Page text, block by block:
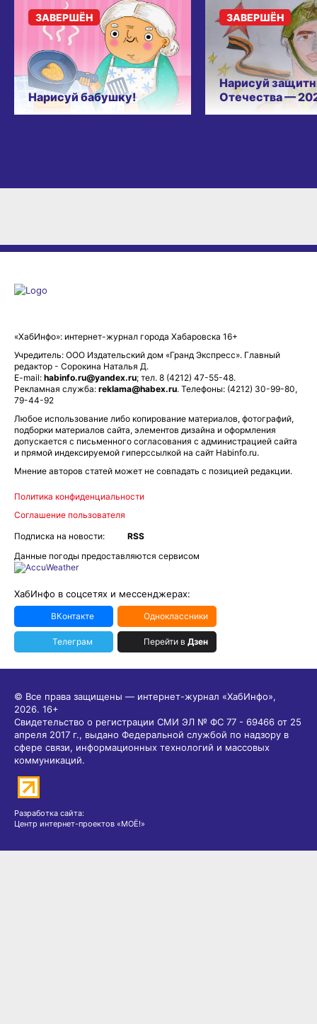
Нарисуй бабушку!
ЗАВЕРШЁН
Нарисуй
Отечества —
ЗАВЕРШЁН
«ХабИнфо»: интернет-журнал города Хабаровска 16+
Учредитель: ООО Издательский дом «Гранд Экспресс». Главный
редактор - Сорокина Наталья Д.
E-mail: habinfo.ru@yandex.ru; тел. 8 (4212) 47-55-48.
Рекламная служба: reklama@habex.ru. Телефоны: (4212) 30-99-80,
79-44-92
Любое использование либо копирование материалов, фотографий,
подборки материалов сайта, элементов дизайна и оформления
допускается с письменного согласования с администрацией сайта
и прямой индексируемой гиперссылкой на сайт Habinfo.ru.
Мнение авторов статей может не совпадать с позицией редакции.
Политика конфиденциальности
Соглашение пользователя
Подписка на новости:
RSS
Данные погоды предоставляются сервисом
ХабИнфо в соцсетях и мессенджерах:
ВКонтакте Одноклассники
Телеграм Перейти в Дзен
© Все права защищены — интернет-журнал «ХабИнфо»,
2026. 16+
Свидетельство о регистрации СМИ ЭЛ № ФС 77 - 69466 от 25
апреля 2017 г., выдано Федеральной службой по надзору в
сфере связи, информационных технологий и массовых
коммуникаций.
Разработка сайта:
Центр интернет-проектов «МОЁ!»